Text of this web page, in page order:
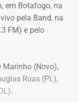
série de
os problemas
e, além
e a empresa
em Botafogo, na
pela Band, na
FM) e pelo
Marinho (Novo),
Ruas (PL),